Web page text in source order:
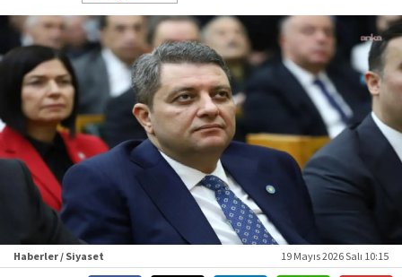
Haberler / Siyaset 19 Mayıs 2026 Salı 10:15